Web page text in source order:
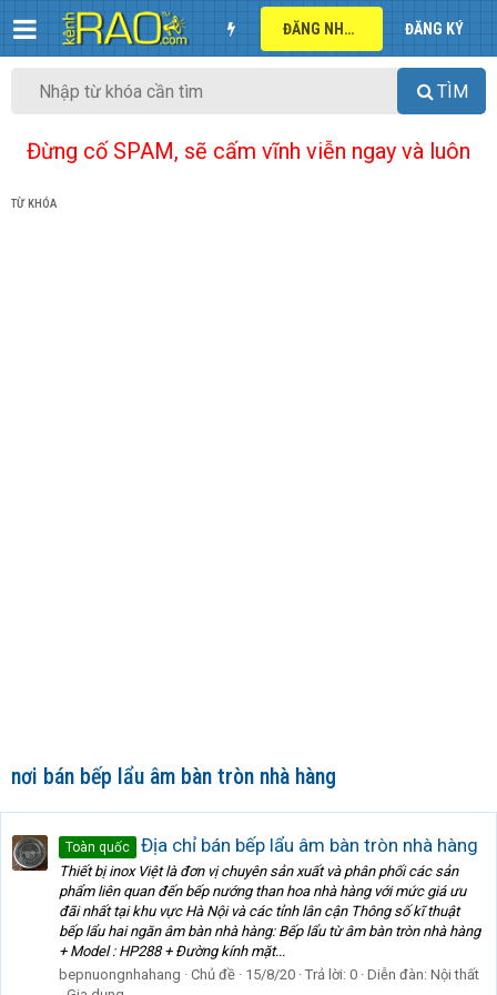
ĐĂNG NHẬP ĐĂNG KÝ
TÌM
Đừng cố SPAM, sẽ cấm vĩnh viễn ngay và luôn
TỪ KHÓA
nơi bán bếp lẩu âm bàn tròn nhà hàng
Toàn quốc Địa chỉ bán bếp lẩu âm bàn tròn nhà hàng
Thiết bị inox Việt là đơn vị chuyên sản xuất và phân phối các sản
phẩm liên quan đến bếp nướng than hoa nhà hàng với mức giá ưu
đãi nhất tại khu vực Hà Nội và các tỉnh lân cận Thông số kĩ thuật
bếp lẩu hai ngăn âm bàn nhà hàng: Bếp lẩu từ âm bàn tròn nhà hàng
+ Model : HP288 + Đường kính mặt...
bepnuongnhahang
Chủ đề 15/8/20 Trả lời: 0 Diễn đàn: Nội thất